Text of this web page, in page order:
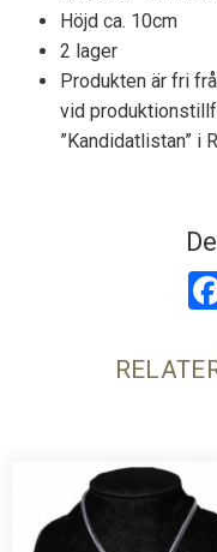
Höjd ca. 10cm
2 lager
Produkten är fri
vid
”Kandidatlistan” i